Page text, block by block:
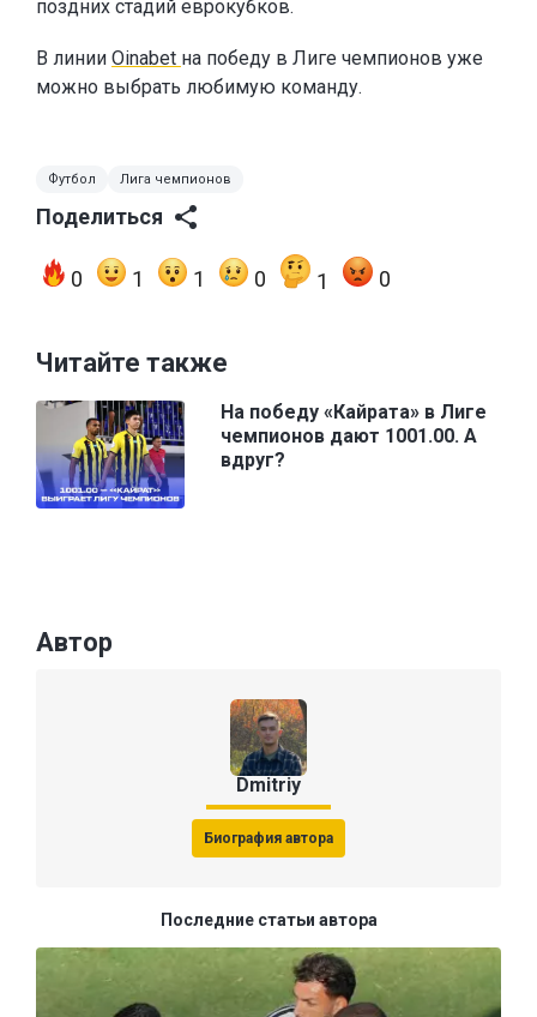
поздних стадий еврокубков.
В линии Oinabet на победу в Лиге чемпионов уже
можно выбрать любимую команду.
Футбол Лига чемпионов
Поделиться
0 1 1 0 1 0
Читайте также
На победу «Кайрата» в Лиге
чемпионов дают 1001.00. А
вдруг?
Автор
Dmitriy
Биография автора
Последние статьи автора